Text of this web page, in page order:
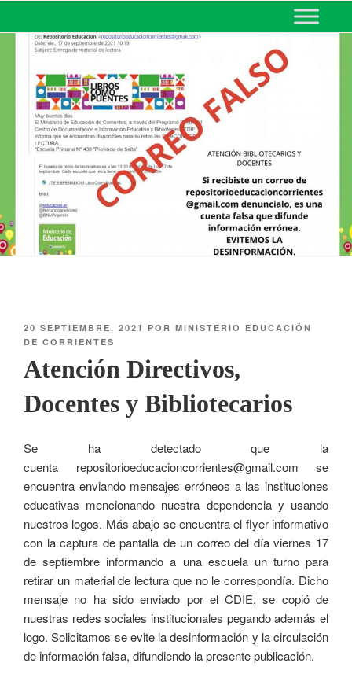
MINISTERIO DE EDUCACIÓN
DE CORRIENTES
20 SEPTIEMBRE, 2021 POR MINISTERIO EDUCACIÓN
DE CORRIENTES
Atención Directivos,
Docentes y Bibliotecarios
Se ha detectado que la
cuenta repositorioeducacioncorrientes@gmail.com se
encuentra enviando mensajes erróneos a las instituciones
educativas mencionando nuestra dependencia y usando
nuestros logos. Más abajo se encuentra el flyer informativo
con la captura de pantalla de un correo del día viernes 17
de septiembre informando a una escuela un turno para
retirar un material de lectura que no le correspondía. Dicho
mensaje no ha sido enviado por el CDIE, se copió de
nuestras redes sociales institucionales pegando además el
logo. Solicitamos se evite la desinformación y la circulación
de información falsa, difundiendo la presente publicación.